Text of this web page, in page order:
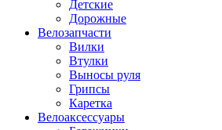
Детские
Дорожные
Велозапчасти
Вилки
Втулки
Выносы руля
Грипсы
Каретка
Велоаксессуары